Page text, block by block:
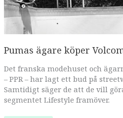
Pumas ägare köper
Det franska modehuset och
– PPR – har lagt ett bud på
Samtidigt säger de att de vill
segmentet Lifestyle framöver.